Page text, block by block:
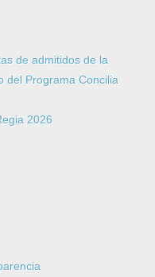
de admitidos de la
del Programa Concilia
2026